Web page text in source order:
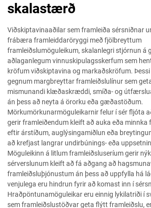
skalastærð
Viðskiptavinaaðilar sem framleiða sérsniðnar
frábæra framleiddaröryggi með fjölbreyttum
framleiðslumöguleikum, skalanlegri stjórnun á
aðlaganlegum vinnuskipulagsskerfum sem
kröfum viðskiptavina og markaðskröfum.
gegnum margbreyttar framleiðslulínur sem
mismunandi klæðaskræddi, smíða- og
án þess að neyta á örorku eða gæðastöðum.
Mörkumörkunarmöguleikarnir felur í sér fljóta
gerir framleiðendum kleift að auka eða minnka
eftir árstíðum, auglýsingamiðlun eða
að krefjast langrar undirbúnings- eða
Möguleikinn á litlum framleiðsluseríum gerir
sérverslunum kleift að fá aðgang að
framleiðsluþjónustum án þess að uppfylla há
venjulega eru hindrun fyrir að komast inn í
Hraðpöntunamöguleikar eru einnig lykilatriði í
sem framleiðslustöðvar geta flýtt framleiðslu,